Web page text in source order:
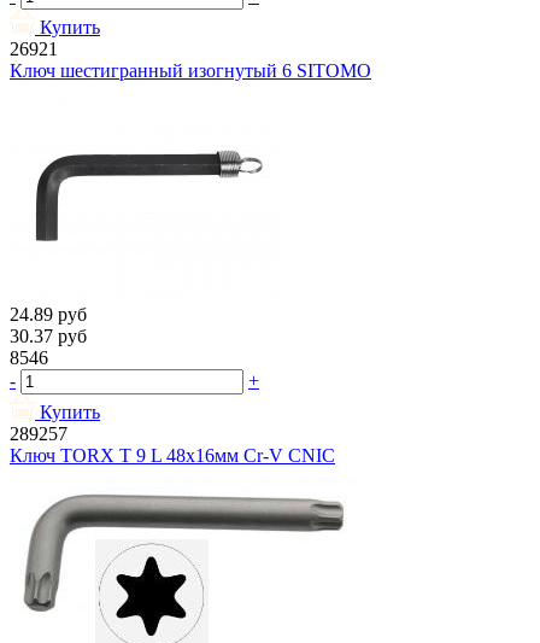
Купить
26921
Ключ шестигранный изогнутый 6 SITOMO
24.89 руб
30.37 руб
8546
-
+
Купить
289257
Ключ TORX T 9 L 48х16мм Cr-V CNIC